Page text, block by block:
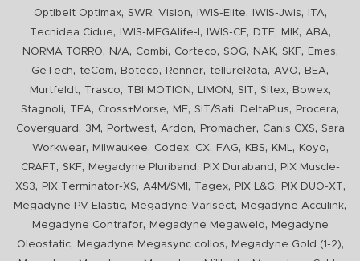
Optibelt Optimax, SWR, Vision, IWIS-Elite, IWIS-Jwis, ITA,
Tecnidea Cidue, IWIS-MEGAlife-I , IWIS-CF, DTE, MIK, ABA,
NORMA TORRO, N/A, Combi, Corteco, SOG, NAK, SKF, Emes,
GeTech, teCom, Boteco, Renner, tellureRota, AVO, BEA,
Murtfeldt, Trasco, TBI MOTION , LIMON , SIT, Sitex, Bowex,
Stagnoli, TEA, Cross+Morse, MF, SIT/Sati, DeltaPlus, Procera,
Coverguard , 3M , Portwest, Ardon, Promacher, Canis CXS, Sara
Workwear, Milwaukee, Codex, CX, FAG, KBS, KML, Koyo,
CRAFT, SKF, Megadyne Pluriband , PIX Duraband ,
PIX Muscle-
XS3, PIX Terminator-XS, A4M/SMI , Tagex, PIX L&G, PIX DUO-XT,
Megadyne PV Elastic, Megadyne Varisect, Megadyne Acculink,
Megadyne Contrafor, Megadyne Megaweld ,
Megadyne
Oleostatic, Megadyne Megasync collos, Megadyne Gold (1-2),